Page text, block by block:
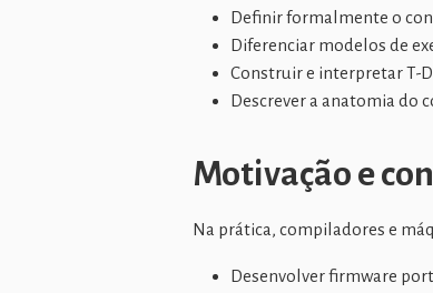
Definir formalmente o
Diferenciar modelos de
Construir e interpretar T-
Descrever a anatomia do
Motivação e
Na prática, compiladores e
Desenvolver firmware